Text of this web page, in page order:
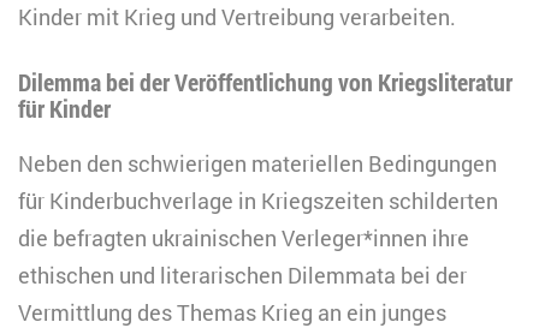
Kinder mit Krieg und Vertreibung verarbeiten.
Dilemma bei der Veröffentlichung von Kriegsliteratur
für Kinder
Neben den schwierigen materiellen Bedingungen
für Kinderbuchverlage in Kriegszeiten schilderten
die befragten ukrainischen Verleger*innen ihre
ethischen und literarischen Dilemmata bei der
Vermittlung des Themas Krieg an ein junges